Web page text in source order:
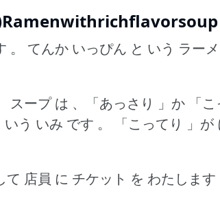
てんか いっぴん と いう ラーメ
スープ は 、「あっさり 」か 「
う いみ です 。
「こってり 」
て 店員 に チケット を わたします